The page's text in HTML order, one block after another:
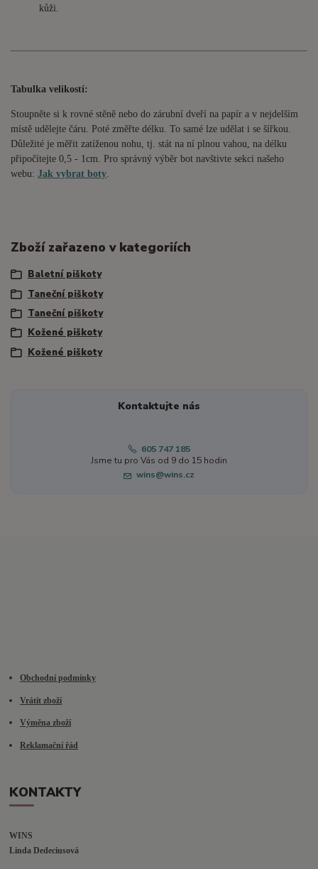
kůži.
Tabulka velikostí:
Stoupněte si k rovné stěně nebo do zárubní dveří na papír a v nejdelším
místě udělejte čáru. Poté změřte délku. To samé lze udělat i se šířkou.
Důležité je měřit zatíženou nohu, tj. stát na ní plnou vahou, na délku
připočítejte 0,5 - 1cm . Pro správný výběr bot navštivte sekci našeho
webu: Jak vybrat boty
Zboží zařazeno v kategoriích
Baletní piškoty
Taneční piškoty
Taneční piškoty
Kožené piškoty
Kožené piškoty
Kontaktujte nás
605 747 185
Jsme tu pro Vás od 9 do 15 hodin
wins@wins.cz
Obchodní podmínky
Vrátit zboží
Výměna zboží
Reklamační řád
KONTAKTY
WINS
Linda Dedeciusová